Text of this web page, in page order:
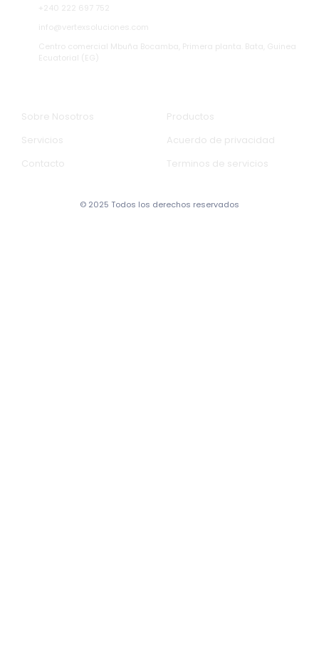
+240 222 697 752
info@vertexsoluciones.com
Centro comercial Mbuña Bocamba, Primera planta. Bata, Guinea
Ecuatorial (EG)
Sobre Nosotros
Servicios
Contacto
Productos
Acuerdo de privacidad
Terminos de servicios
© 2025 Todos los derechos reservados